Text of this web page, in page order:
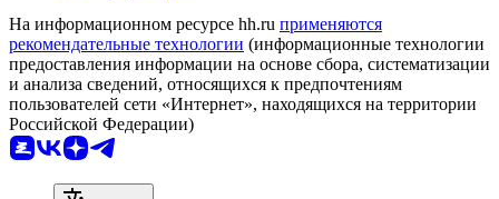
На информационном ресурсе hh.ru применяются
рекомендательные технологии (информационные технологии
предоставления информации на основе сбора, систематизации
и анализа сведений, относящихся к предпочтениям
пользователей сети «Интернет», находящихся на территории
Российской Федерации)